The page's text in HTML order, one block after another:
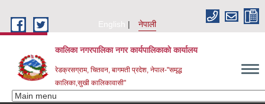
English
नेपाली
कालिका नगरपालिका नगर कार्यपालिकाकाे कार्यालय
रेडक्रसग्राम, चितवन, बागमती प्रदेश, नेपाल-"समृद्ध
कालिका,सुखी कालिकावासी"